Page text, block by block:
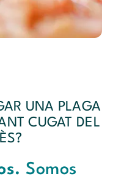
UNA PLAGA
CUGAT DEL
Somos